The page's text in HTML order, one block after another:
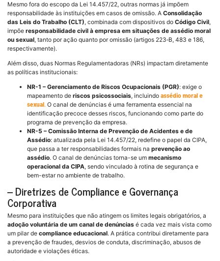
Mesmo fora do escopo da Lei 14.457/22, outras normas já impõem
responsabilidade às instituições em casos de omissão. A Consolidação
das Leis do Trabalho (CLT), combinada com dispositivos do Código Civil,
impõe responsabilidade civil à empresa em situações de assédio moral
ou sexual, tanto por ação quanto por omissão (artigos 223‑B, 483 e 186,
respectivamente).
Além disso, duas Normas Regulamentadoras (NRs) impactam diretamente
as políticas institucionais:
NR-1 – Gerenciamento de Riscos Ocupacionais (PGR): exige o
mapeamento de riscos psicossociais, incluindo assédio moral e
sexual. O canal de denúncias é uma ferramenta essencial na
identificação precoce desses riscos, funcionando como parte do
programa de prevenção da empresa.
NR-5 – Comissão Interna de Prevenção de Acidentes e de
Assédio: atualizada pela Lei 14.457/22, redefine o papel da CIPA,
que passa a ter responsabilidades formais na prevenção ao
assédio. O canal de denúncias torna-se um mecanismo
operacional da CIPA, sendo vinculado à rotina de segurança e
bem-estar no ambiente de trabalho.
–Diretrizes de Compliance e Governança
Corporativa
Mesmo para instituições que não atingem os limites legais obrigatórios, a
adoção voluntária de um canal de denúncias é cada vez mais vista como
um pilar de compliance educacional. A prática contribui diretamente para
a prevenção de fraudes, desvios de conduta, discriminação, abusos de
autoridade e violações éticas.